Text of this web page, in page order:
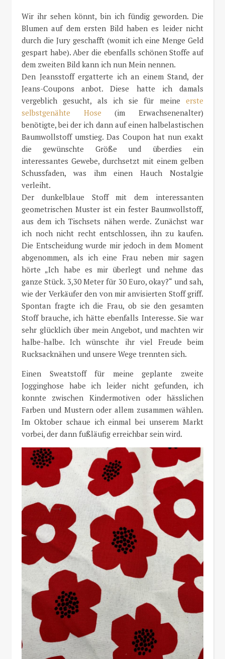
Wir ihr sehen könnt, bin ich fündig geworden. Die
Blumen auf dem ersten Bild haben es leider nicht
durch die Jury geschafft (womit ich eine Menge Geld
gespart habe). Aber die ebenfalls schönen Stoffe auf
dem zweiten Bild kann ich nun Mein nennen.
Den Jeansstoff ergatterte ich an einem Stand, der
Jeans-Coupons anbot. Diese hatte ich damals
vergeblich gesucht, als ich sie für meine erste
selbstgenähte Hose (im Erwachsenenalter)
benötigte, bei der ich dann auf einen halbelastischen
Baumwollstoff umstieg. Das Coupon hat nun exakt
die gewünschte Größe und überdies ein
interessantes Gewebe, durchsetzt mit einem gelben
Schussfaden, was ihm einen Hauch Nostalgie
verleiht.
Der dunkelblaue Stoff mit dem interessanten
geometrischen Muster ist ein fester Baumwollstoff,
aus dem ich Tischsets nähen werde. Zunächst war
ich noch nicht recht entschlossen, ihn zu kaufen.
Die Entscheidung wurde mir jedoch in dem Moment
abgenommen, als ich eine Frau neben mir sagen
hörte „Ich habe es mir überlegt und nehme das
ganze Stück. 3,30 Meter für 30 Euro, okay?“ und sah,
wie der Verkäufer den von mir anvisierten Stoff griff.
Spontan fragte ich die Frau, ob sie den gesamten
Stoff brauche, ich hätte ebenfalls Interesse. Sie war
sehr glücklich über mein Angebot, und machten wir
halbe-halbe. Ich wünschte ihr viel Freude beim
Rucksacknähen und unsere Wege trennten sich.
Einen Sweatstoff für meine geplante zweite
Jogginghose habe ich leider nicht gefunden, ich
konnte zwischen Kindermotiven oder hässlichen
Farben und Mustern oder allem zusammen wählen.
Im Oktober schaue ich einmal bei unserem Markt
vorbei, der dann fußläufig erreichbar sein wird.